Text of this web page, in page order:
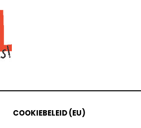
COOKIEBELEID (EU)